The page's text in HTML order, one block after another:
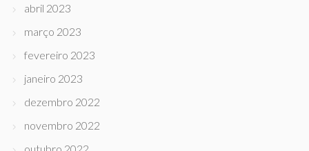
abril 2023
março 2023
fevereiro 2023
janeiro 2023
dezembro 2022
novembro 2022
outubro 2022